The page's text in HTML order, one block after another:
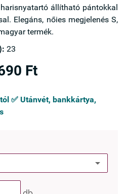
állítható pántokkal
Elegáns, nőies megjelenés S,
termék.
23
Ft
✅ Utánvét, bankkártya,